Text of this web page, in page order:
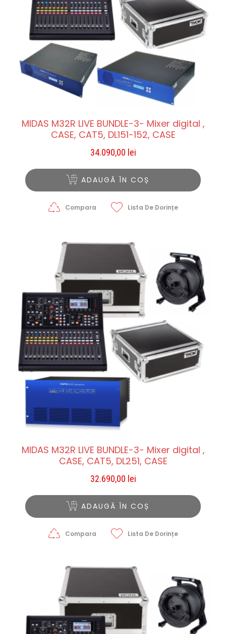
MIDAS M32R LIVE BUNDLE-3- Mixer digital ,
CASE, CAT5, DL151-152, CASE
34.090,00 lei
ADAUGĂ ÎN COȘ
Compara Lista De Dorințe
MIDAS M32R LIVE BUNDLE-3- Mixer digital ,
CASE, CAT5, DL251, CASE
32.690,00 lei
ADAUGĂ ÎN COȘ
Compara Lista De Dorințe